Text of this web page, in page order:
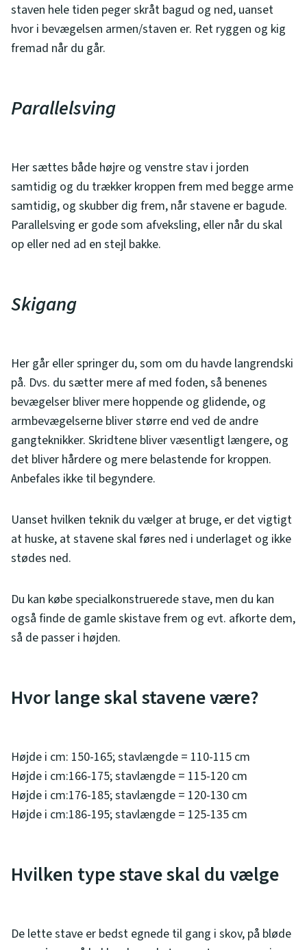
staven hele tiden peger skråt bagud og ned, uanset
hvor i bevægelsen armen/staven er. Ret ryggen og kig
fremad når du går.
Parallelsving
Her sættes både højre og venstre stav i jorden
samtidig og du trækker kroppen frem med begge arme
samtidig, og skubber dig frem, når stavene er bagude.
Parallelsving er gode som afveksling, eller når du skal
op eller ned ad en stejl bakke.
Skigang
Her går eller springer du, som om du havde langrendski
på. Dvs. du sætter mere af med foden, så benenes
bevægelser bliver mere hoppende og glidende, og
armbevægelserne bliver større end ved de andre
gangteknikker. Skridtene bliver væsentligt længere, og
det bliver hårdere og mere belastende for kroppen.
Anbefales ikke til begyndere.
Uanset hvilken teknik du vælger at bruge, er det vigtigt
at huske, at stavene skal føres ned i underlaget og ikke
stødes ned.
Du kan købe specialkonstruerede stave, men du kan
også finde de gamle skistave frem og evt. afkorte dem,
så de passer i højden.
Hvor lange skal stavene være?
Højde i cm: 150-165; stavlængde = 110-115 cm
Højde i cm:166-175; stavlængde = 115-120 cm
Højde i cm:176-185; stavlængde = 120-130 cm
Højde i cm:186-195; stavlængde = 125-135 cm
Hvilken type stave skal du vælge
De lette stave er bedst egnede til gang i skov, på bløde